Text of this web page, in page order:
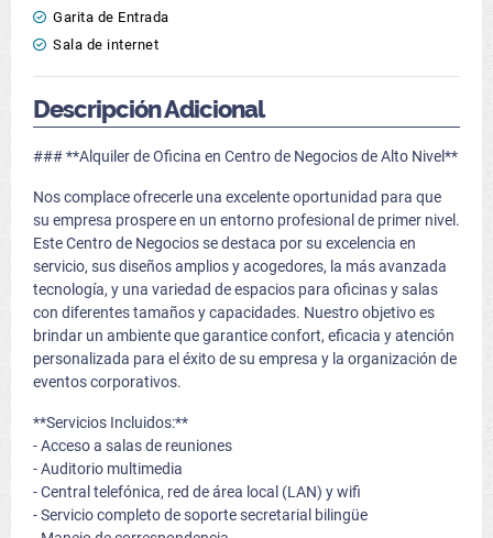
Garita de Entrada
Sala de internet
Descripción Adicional
### **Alquiler de Oficina en Centro de Negocios de Alto Nivel**
Nos complace ofrecerle una excelente oportunidad para que
su empresa prospere en un entorno profesional de primer nivel.
Este Centro de Negocios se destaca por su excelencia en
servicio, sus diseños amplios y acogedores, la más avanzada
tecnología, y una variedad de espacios para oficinas y salas
con diferentes tamaños y capacidades. Nuestro objetivo es
brindar un ambiente que garantice confort, eficacia y atención
personalizada para el éxito de su empresa y la organización de
eventos corporativos.
**Servicios Incluidos:**
- Acceso a salas de reuniones
- Auditorio multimedia
- Central telefónica, red de área local (LAN) y wifi
- Servicio completo de soporte secretarial bilingüe